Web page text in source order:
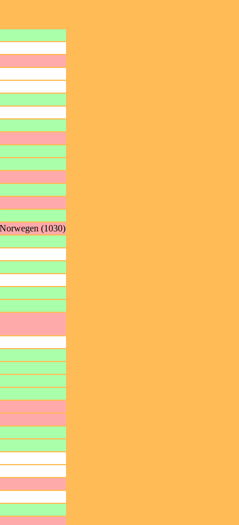
(1030)